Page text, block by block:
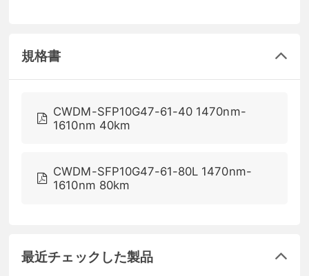
規格書
CWDM-SFP10G47-61-40 1470nm-
1610nm 40km
CWDM-SFP10G47-61-80L 1470nm-
1610nm 80km
最近チェックした製品